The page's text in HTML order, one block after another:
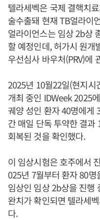
텔라세벡은 국제 결핵치
술수출돼 현재 TB얼라이
얼라이언스는 임상 2b상
할 예정인데, 허가시 원개
우선심사 바우처(PRV)에
2025년 10월22일(현지시
개최 중인 IDWeek 2025
궤양 성인 환자 40명에게
간 매일 단독 투약한 결
회복된 것을 확인했다.
이 임상시험은 호주에서
025년 7월부터 환자 80
임상인 임상 2b상을 진행
완치가 확인되면 텔라세
다.